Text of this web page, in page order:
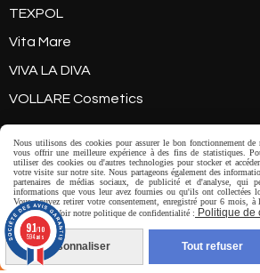
TEXPOL
Vita Mare
VIVA LA DIVA
VOLLARE Cosmetics
9.1/10
594 avis
Nous utilisons des cookies pour assurer le bon fonctionnement
vous offrir une meilleure expérience à des fins de statistiques.
utiliser des cookies ou d'autres technologies pour stocker et
votre visite sur notre site. Nous partageons également des
partenaires de médias sociaux, de publicité et d'analyse, qui
informations que vous leur avez fournies ou qu'ils ont collectées
Vous pouvez retirer votre consentement, enregistré pour 6 mois,
Cookies ». Voir notre politique de confidentialité : Politique de
Personnaliser Tout refuser